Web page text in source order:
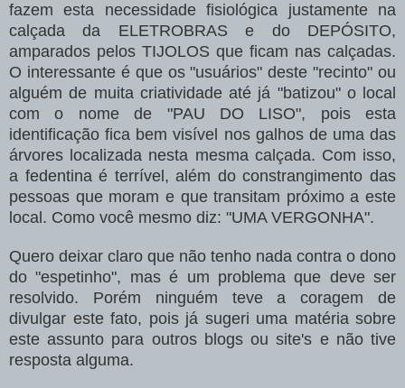
fazem esta necessidade fisiológica justamente na
calçada da ELETROBRAS e do DEPÓSITO,
amparados pelos TIJOLOS que ficam nas calçadas.
O interessante é que os "usuários" deste "recinto" ou
alguém de muita criatividade até já "batizou" o local
com o nome de "PAU DO LISO", pois esta
identificação fica bem visível nos galhos de uma das
árvores localizada nesta mesma calçada. Com isso,
a fedentina é terrível, além do constrangimento das
pessoas que moram e que transitam próximo a este
local. Como você mesmo diz: "UMA VERGONHA".
Quero deixar claro que não tenho nada contra o dono
do "espetinho", mas é um problema que deve ser
resolvido. Porém ninguém teve a coragem de
divulgar este fato, pois já sugeri uma matéria sobre
este assunto para outros blogs ou site's e não tive
resposta alguma.